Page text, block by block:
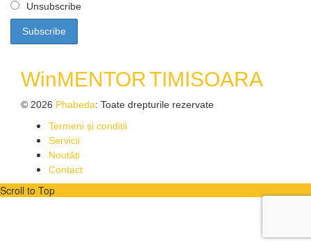
Unsubscribe
WinMENTORTIMISOARA
© 2026 Phabeda: Toate drepturile rezervate
Termeni și condiții
Servicii
Noutăți
Contact
Scroll to Top